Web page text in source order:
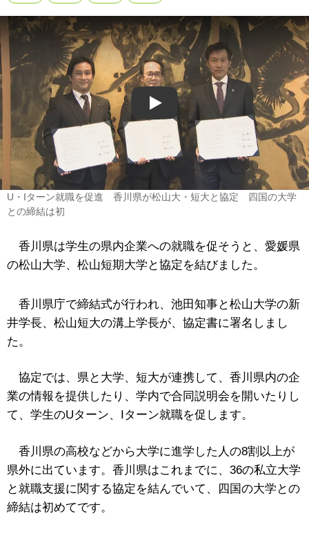
Play
U・Iターン就職を促進 香川県が松山大・短大と協定 四国の大学
との締結は初
香川県は学生の県内企業への就職を促そうと、愛媛県
の松山大学、松山短期大学と協定を結びました。
香川県庁で締結式が行われ、池田知事と松山大学の新
井学長、松山短大の溝上学長が、協定書に署名しまし
た。
協定では、県と大学、短大が連携して、香川県内の企
業の情報を提供したり、学内で合同説明会を開いたりし
て、学生のUターン、Iターン就職を促します。
香川県の高校などから大学に進学した人の8割以上が
県外に出ています。香川県はこれまでに、36の私立大学
と就職支援に関する協定を結んでいて、四国の大学との
締結は初めてです。